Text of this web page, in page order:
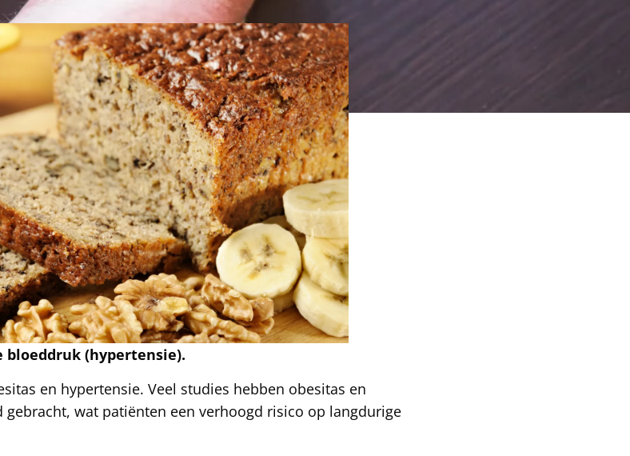
bloeddruk (hypertensie).
en hypertensie. Veel studies hebben obesitas en
wat patiënten een verhoogd risico op langdurige